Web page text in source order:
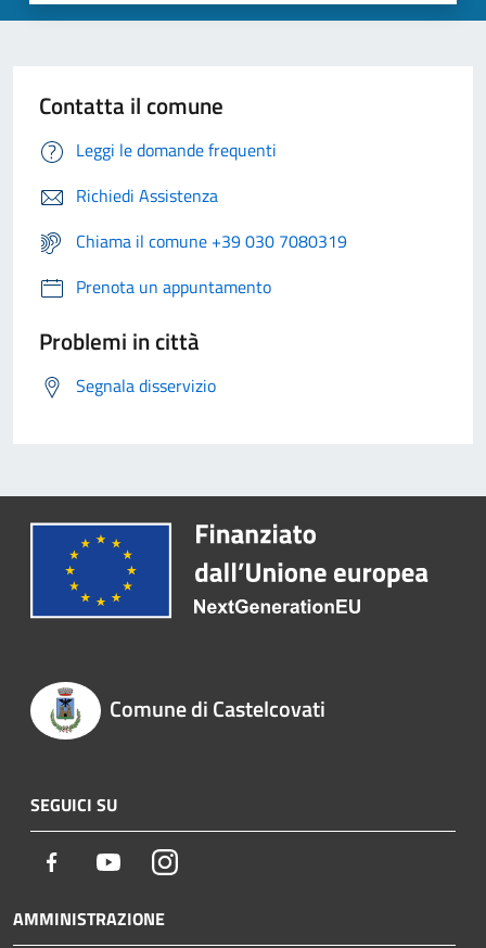
Contatta il comune
Leggi le domande frequenti
Richiedi Assistenza
Chiama il comune +39 030 7080319
Prenota un appuntamento
Problemi in città
Segnala disservizio
Comune di Castelcovati
SEGUICI SU
Facebook YoutubeInstagram
AMMINISTRAZIONE